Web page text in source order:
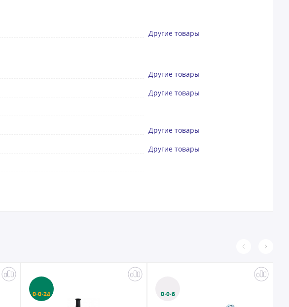
Другие товары
Другие товары
Другие товары
Другие товары
Другие товары
0·0·24 0·0·6